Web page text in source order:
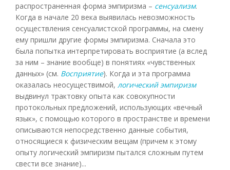
распространенная форма эмпиризма – сенсуализм.
Когда в начале 20 века выявилась невозможность
осуществления сенсуалистской программы, на смену
ему пришли другие формы эмпиризма. Сначала это
была попытка интерпретировать восприятие (а вслед
за ним – знание вообще) в понятиях «чувственных
данных» (см. Восприятие). Когда и эта программа
оказалась неосуществимой, логический эмпиризм
выдвинул трактовку опыта как совокупности
протокольных предложений, использующих «вечный
язык», с помощью которого в пространстве и времени
описываются непосредственно данные события,
относящиеся к физическим вещам (причем к этому
опыту логический эмпиризм пытался сложным путем
свести все знание)...